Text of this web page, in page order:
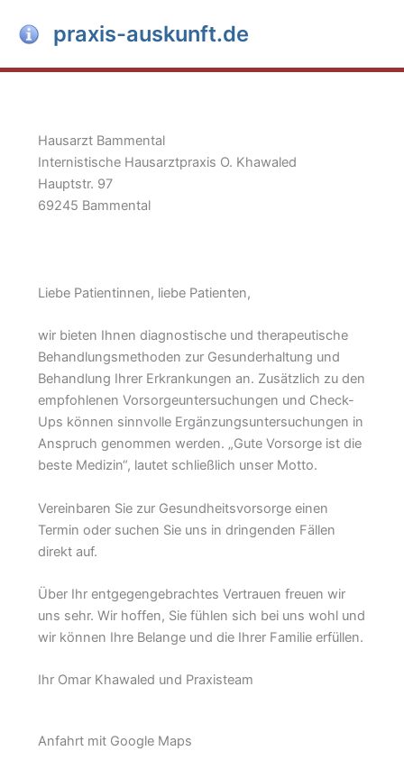
Inhalt
praxis-auskunft.de
Hausarzt Bammental
Internistische Hausarztpraxis O. Khawaled
Hauptstr. 97
69245 Bammental
Liebe Patientinnen, liebe Patienten,
wir bieten Ihnen diagnostische und therapeutische
Behandlungsmethoden zur Gesunderhaltung und
Behandlung Ihrer Erkrankungen an. Zusätzlich zu den
empfohlenen Vorsorgeuntersuchungen und Check-
Ups können sinnvolle Ergänzungsuntersuchungen in
Anspruch genommen werden. „Gute Vorsorge ist die
beste Medizin“, lautet schließlich unser Motto.
Vereinbaren Sie zur Gesundheitsvorsorge einen
Termin oder suchen Sie uns in dringenden Fällen
direkt auf.
Über Ihr entgegengebrachtes Vertrauen freuen wir
uns sehr. Wir hoffen, Sie fühlen sich bei uns wohl und
wir können Ihre Belange und die Ihrer Familie erfüllen.
Ihr Omar Khawaled und Praxisteam
Anfahrt mit Google Maps